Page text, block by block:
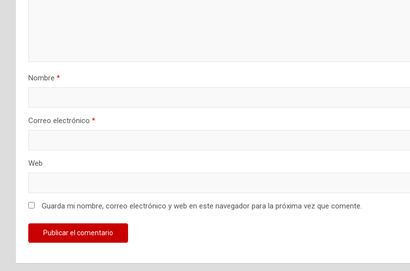
Nombre *
Correo electrónico *
Web
Guarda mi nombre, correo electrónico y web en este navegador para la próxima vez que comente.